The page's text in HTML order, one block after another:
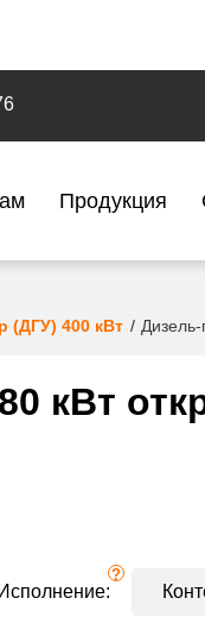
Продукция
(ДГУ) 400 кВт
кВт
Исполнение:
?